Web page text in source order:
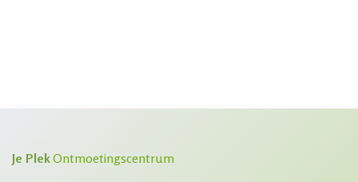
Je Plek Ontmoetingscentrum